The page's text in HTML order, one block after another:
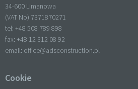
34-600 Limanowa
(VAT No) 7371870271
tel: +48 508 789 898
fax: +48 12 312 08 92
email: office@adsconstruction.pl
Cookie